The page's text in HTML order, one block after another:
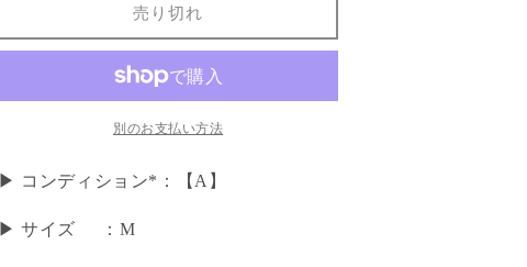
売り切れ
別のお支払い方法
▶ コンディション*：【A】
▶ サイズ ：M